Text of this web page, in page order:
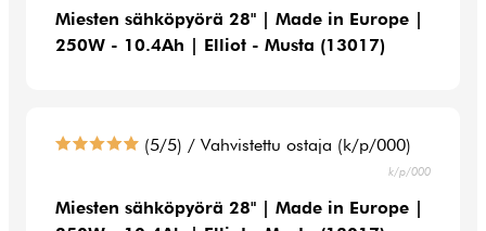
Miesten sähköpyörä 28" | Made in Europe |
250W - 10.4Ah | Elliot - Musta (13017)
(5/5) / Vahvistettu ostaja (k/p/000)
k/p/000
Miesten sähköpyörä 28" | Made in Europe |